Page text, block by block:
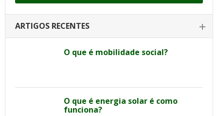
ARTIGOS RECENTES
O que é mobilidade social?
O que é energia solar é como
funciona?